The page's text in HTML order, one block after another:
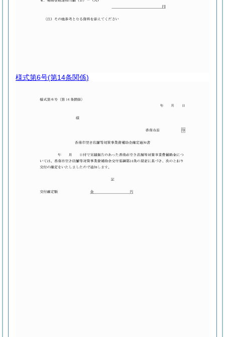
様式第6号(第14条関係)